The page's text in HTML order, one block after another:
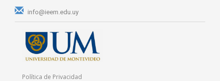
info@ieem.edu.uy
Política de Privacidad